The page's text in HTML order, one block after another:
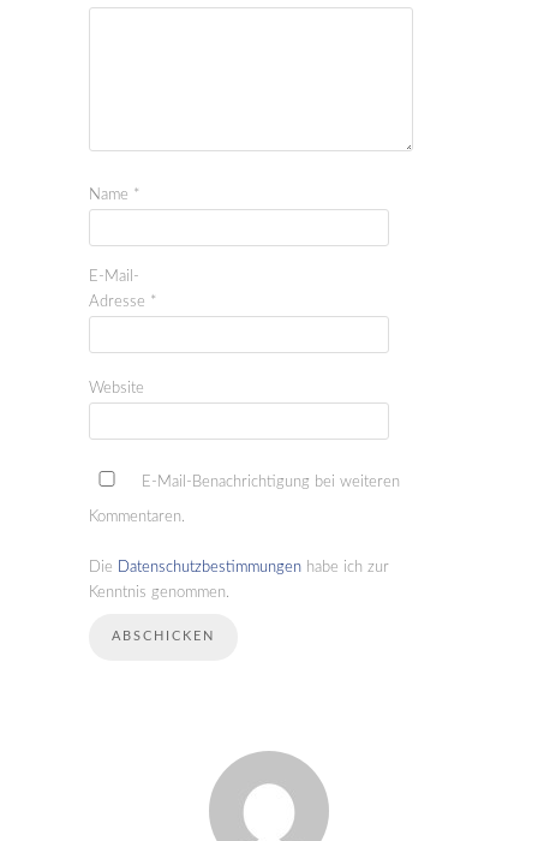
Name *
E-Mail-
Adresse *
Website
E-Mail-Benachrichtigung bei weiteren
Kommentaren.
Die Datenschutzbestimmungen habe ich zur
Kenntnis genommen.